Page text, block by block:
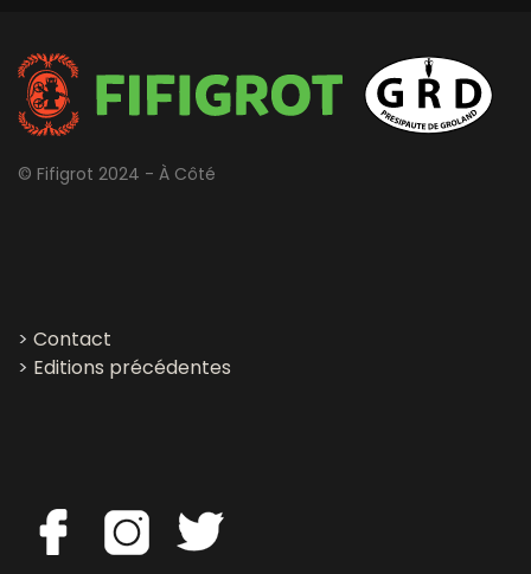
© Fifigrot 2024 - À Côté
> Contact
> Editions précédentes